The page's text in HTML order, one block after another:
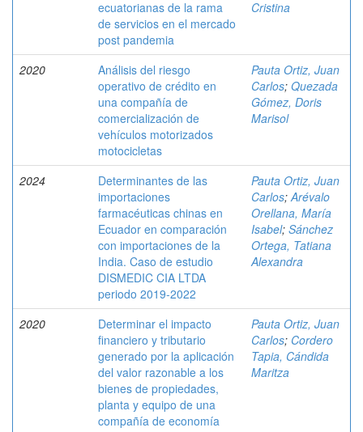
ecuatorianas de la rama
de servicios en el mercado
post pandemia
Cristina
2020
Análisis del riesgo
operativo de crédito en
una compañía de
comercialización de
vehículos motorizados
motocicletas
Pauta Ortiz, Juan
Carlos; Quezada
Gómez, Doris
Marisol
2024
Determinantes de las
importaciones
farmacéuticas chinas en
Ecuador en comparación
con importaciones de la
India. Caso de estudio
DISMEDIC CIA LTDA
periodo 2019-2022
Pauta Ortiz, Juan
Carlos;Arévalo
Orellana, María
Isabel; Sánchez
Ortega, Tatiana
Alexandra
2020
Determinar el impacto
financiero y tributario
generado por la aplicación
del valor razonable a los
bienes de propiedades,
planta y equipo de una
compañía de economía
Pauta Ortiz, Juan
Carlos; Cordero
Tapia, Cándida
Maritza